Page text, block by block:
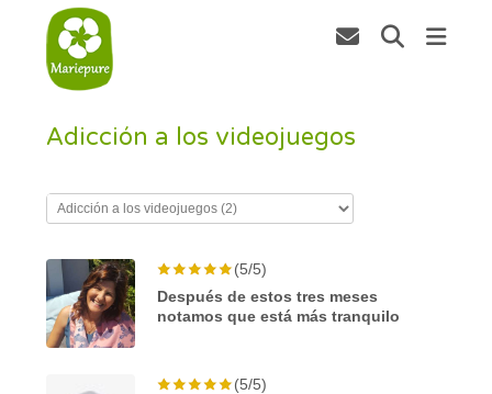
Adicción a los videojuegos
(5/5)
Después de estos tres meses
notamos que está más tranquilo
(5/5)